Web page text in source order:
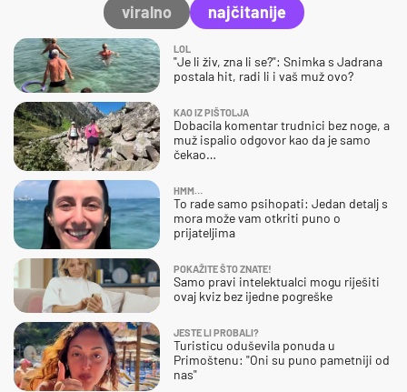
viralno najčitanije
LOL
"Je li živ, zna li se?": Snimka s Jadrana
postala hit, radi li i vaš muž ovo?
KAO IZ PIŠTOLJA
Dobacila komentar trudnici bez noge, a
muž ispalio odgovor kao da je samo
čekao…
HMM…
To rade samo psihopati: Jedan detalj s
mora može vam otkriti puno o
prijateljima
POKAŽITE ŠTO ZNATE!
Samo pravi intelektualci mogu riješiti
ovaj kviz bez ijedne pogreške
JESTE LI PROBALI?
Turisticu oduševila ponuda u
Primoštenu: "Oni su puno pametniji od
nas"